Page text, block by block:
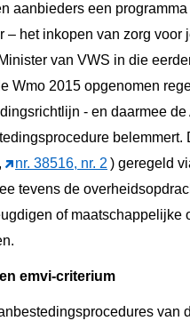
aanbieders een
– het inkopen van zorg
van VWS in die
Wmo 2015 opgenomen
- en daarmee
belemmert.
nr. 38516, nr. 2 ) geregeld
tevens de
of
emvi-criterium